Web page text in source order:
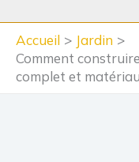
Accueil
Jardin
Comment
complet et